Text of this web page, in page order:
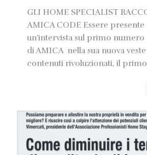
GLI HOME SPECIALIST
AMICA CODE Essere
un’intervista sul primo numero
di AMICA nella sua nuova
contenuti rivoluzionati, il